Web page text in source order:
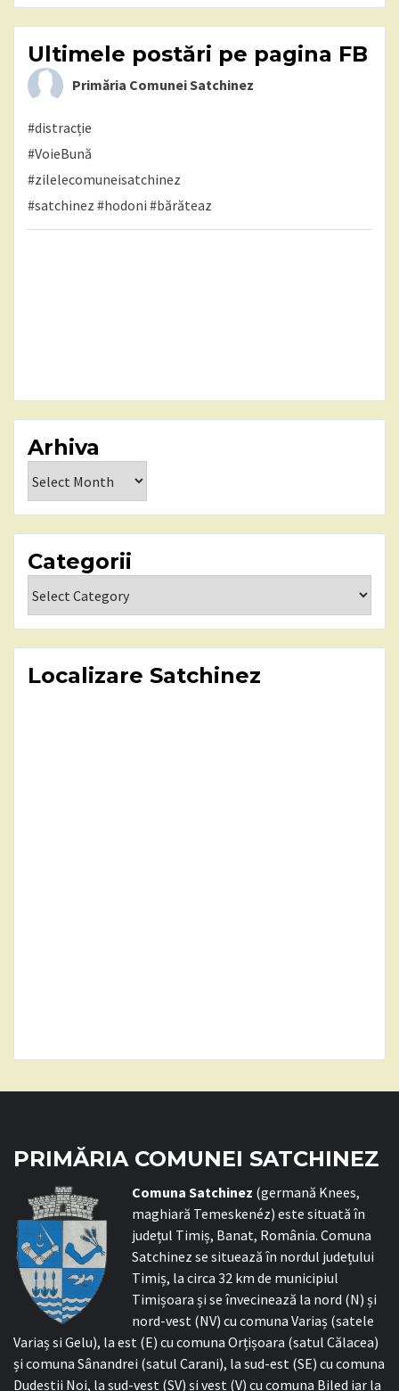
Ultimele postări pe pagina FB
Primăria Comunei Satchinez
#distracție
#VoieBună
#zilelecomuneisatchinez
#satchinez #hodoni #bărăteaz
Arhiva
Categorii
Localizare Satchinez
PRIMĂRIA COMUNEI SATCHINEZ
Comuna Satchinez (germană Knees,
maghiară Temeskenéz) este situată în
județul Timiș, Banat, România. Comuna
Satchinez se situează în nordul județului
Timiș, la circa 32 km de municipiul
Timișoara și se învecinează la nord (N) și
nord-vest (NV) cu comuna Variaș (satele
Variaș si Gelu), la est (E) cu comuna Orțișoara (satul Călacea)
și comuna Sânandrei (satul Carani), la sud-est (SE) cu comuna
Dudeștii Noi, la sud-vest (SV) și vest (V) cu comuna Biled iar la